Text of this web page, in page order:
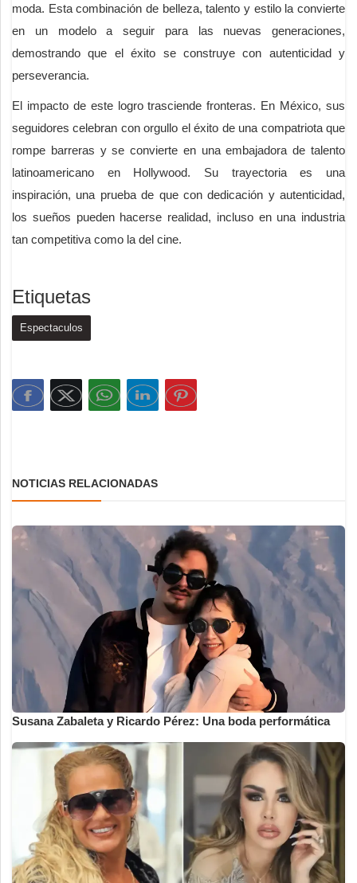
moda. Esta combinación de belleza, talento y estilo la convierte
en un modelo a seguir para las nuevas generaciones,
demostrando que el éxito se construye con autenticidad y
perseverancia.
El impacto de este logro trasciende fronteras. En México, sus
seguidores celebran con orgullo el éxito de una compatriota que
rompe barreras y se convierte en una embajadora de talento
latinoamericano en Hollywood. Su trayectoria es una
inspiración, una prueba de que con dedicación y autenticidad,
los sueños pueden hacerse realidad, incluso en una industria
tan competitiva como la del cine.
Etiquetas
Espectaculos
NOTICIAS RELACIONADAS
Susana Zabaleta y Ricardo Pérez: Una boda performática